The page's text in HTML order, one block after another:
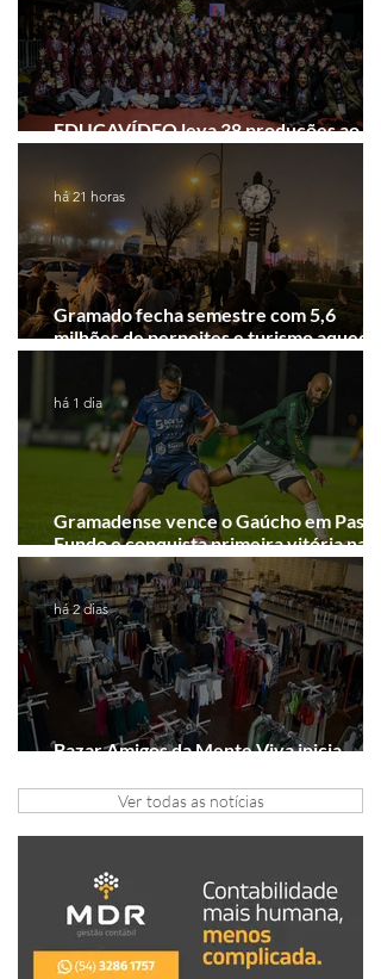
EDUCAVÍDEO leva 38 produções ao
Festival de Cinema de Gramado
Gramado fecha semestre com 5,6
milhões de pernoites e turismo
Junho desponta!
há 21 horas
Gramadense vence o Gaúcho em Passo
Fundo e conquista primeira vitória na
Série A2
há 1 dia
Bazar Amigos da Mente Viva inicia
há 2 dias
Ver todas as notícias